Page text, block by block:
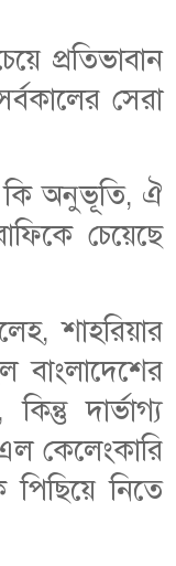
প্রতিভাবান
সেরা
কি অনুভূতি, ঐ
চেয়েছে
শাহরিয়ার
বাংলাদেশের
দার্ভাগ্য
কেলেংকারি
নিতে